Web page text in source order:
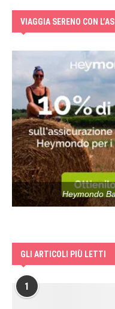
VIAGGIA SERENO CON
Heymondo
GLI ARTICOLI PIÙ LETTI
1